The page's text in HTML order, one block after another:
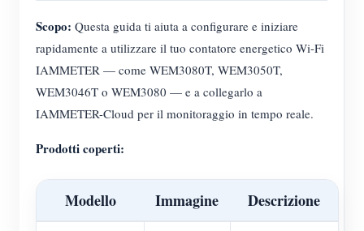
Scopo: Questa guida ti aiuta a configurare e iniziare
rapidamente a utilizzare il tuo contatore energetico Wi-Fi
IAMMETER — come WEM3080T, WEM3050T,
WEM3046T o WEM3080 — e a collegarlo a
IAMMETER-Cloud per il monitoraggio in tempo reale.
Prodotti coperti:
Modello Immagine Descrizione